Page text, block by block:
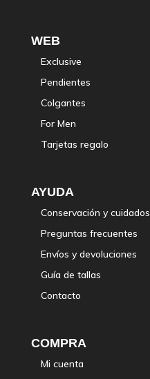
WEB
Exclusive
Pendientes
Colgantes
For Men
Tarjetas regalo
AYUDA
Conservación y cuidados
Preguntas frecuentes
Envíos y devoluciones
Guía de tallas
Contacto
COMPRA
Mi cuenta